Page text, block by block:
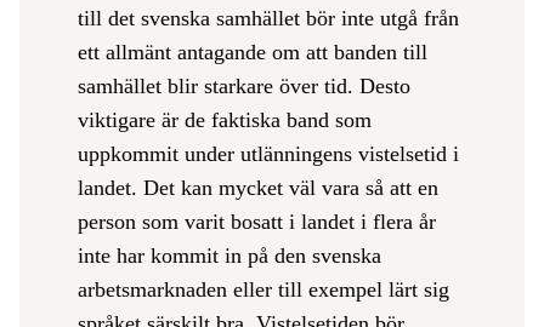
till det svenska samhället bör inte utgå från
ett allmänt antagande om att banden till
samhället blir starkare över tid. Desto
viktigare är de faktiska band som
uppkommit under utlänningens vistelsetid i
landet. Det kan mycket väl vara så att en
person som varit bosatt i landet i flera år
inte har kommit in på den svenska
arbetsmarknaden eller till exempel lärt sig